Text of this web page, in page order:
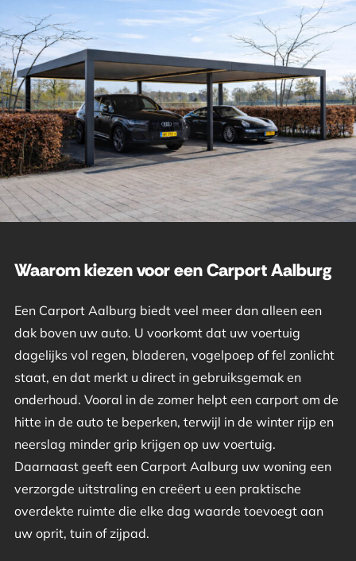
Waarom kiezen voor een Carport Aalburg
Een Carport Aalburg biedt veel meer dan alleen een
dak boven uw auto. U voorkomt dat uw voertuig
dagelijks vol regen, bladeren, vogelpoep of fel zonlicht
staat, en dat merkt u direct in gebruiksgemak en
onderhoud. Vooral in de zomer helpt een carport om de
hitte in de auto te beperken, terwijl in de winter rijp en
neerslag minder grip krijgen op uw voertuig.
Daarnaast geeft een Carport Aalburg uw woning een
verzorgde uitstraling en creëert u een praktische
overdekte ruimte die elke dag waarde toevoegt aan
uw oprit, tuin of zijpad.